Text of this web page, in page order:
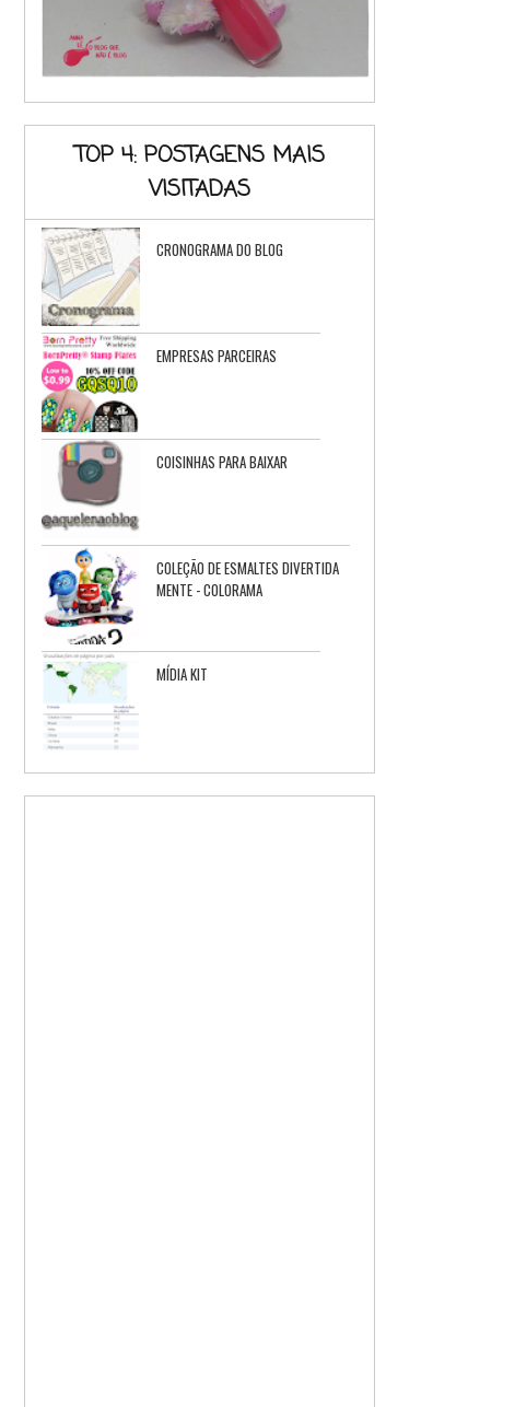
TOP 4: POSTAGENS MAIS
VISITADAS
CRONOGRAMA DO BLOG
EMPRESAS PARCEIRAS
COISINHAS PARA BAIXAR
COLEÇÃO DE ESMALTES DIVERTIDA
MENTE - COLORAMA
MÍDIA KIT